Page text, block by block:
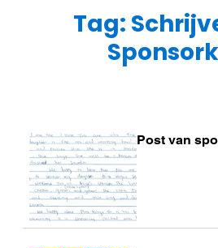
Tag:
Post van
Lees
meer